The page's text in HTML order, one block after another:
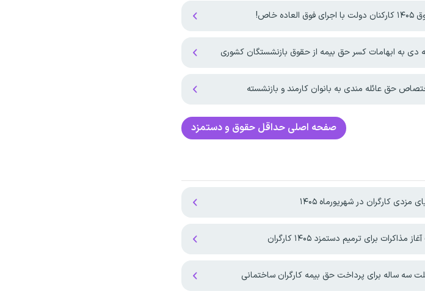
خاص!
دی به ابهامات کسر حق بیمه از حقوق بازنشستگان کشوری
حق عائله مندی به بانوان کارمند و بازنشسته
صفحه اصلیحداقل حقوق و دستمزد
مزدی کارگران در شهریورماه ۱۴۰۵
مذاکرات برای ترمیم دستمزد ۱۴۰۵ کارگران
سه ساله برای پرداخت حق بیمه کارگران ساختمانی